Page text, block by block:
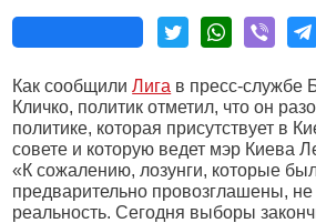
Как сообщилиЛига в пресс-службе
Кличко, политик отметил, что он
политике, которая присутствует в
совете и которую ведет мэр Киева
«К сожалению, лозунги, которые
предварительно провозглашены, не
реальность. Сегодня выборы